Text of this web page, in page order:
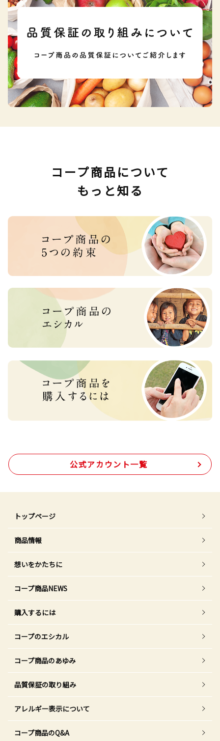
コープ商品について
もっと知る
公式アカウント一覧
トップページ
商品情報
想いをかたちに
コープ商品NEWS
購入するには
コープのエシカル
コープ商品のあゆみ
品質保証の取り組み
アレルギー表示について
コープ商品のQ&A